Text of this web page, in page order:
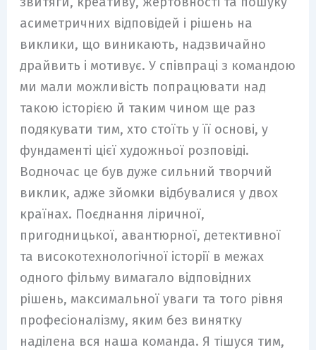
асиметричних відповідей і рішень на
виклики, що виникають, надзвичайно
драйвить і мотивує. У співпраці з командою
ми мали можливість попрацювати над
такою історією й таким чином ще раз
подякувати тим, хто стоїть у її основі, у
фундаменті цієї художньої розповіді.
Водночас це був дуже сильний творчий
виклик, адже зйомки відбувалися у двох
країнах. Поєднання ліричної,
пригодницької, авантюрної, детективної
та високотехнологічної історії в межах
одного фільму вимагало відповідних
рішень, максимальної уваги та того рівня
професіоналізму, яким без винятку
наділена вся наша команда. Я тішуся тим,